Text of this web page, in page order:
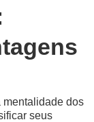
mentalidade dos
seus